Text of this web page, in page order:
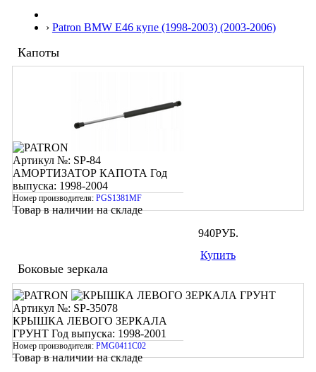
› Patron BMW E46 купе (1998-2003) (2003-2006)
Капоты
Артикул №: SP-84
АМОРТИЗАТОР КАПОТА Год
выпуска: 1998-2004
Номер производителя: PGS1381MF
Товар в наличии на складе
940РУБ.
Купить
Боковые зеркала
Артикул №: SP-35078
КРЫШКА ЛЕВОГО ЗЕРКАЛА
ГРУНТ Год выпуска: 1998-2001
Номер производителя: PMG0411C02
Товар в наличии на складе